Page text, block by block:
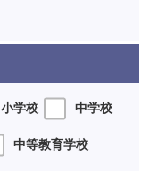
小学校 中学校
中等教育学校